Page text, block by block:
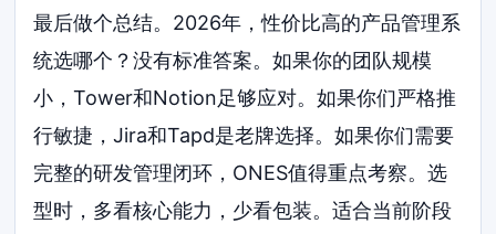
最后做个总结。2026年，性价比高的产品管理系
统选哪个？没有标准答案。如果你的团队规模
小，Tower和Notion足够应对。如果你们严格推
行敏捷，Jira和Tapd是老牌选择。如果你们需要
完整的研发管理闭环，ONES值得重点考察。选
型时，多看核心能力，少看包装。适合当前阶段